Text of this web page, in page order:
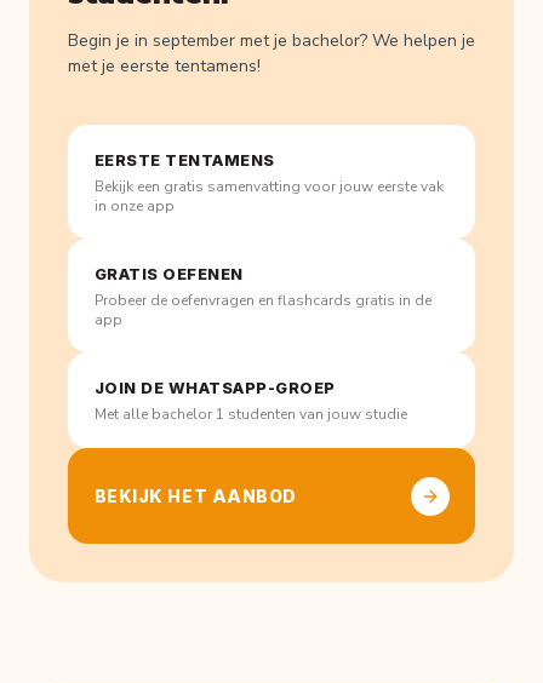
Begin je in september met je bachelor? We helpen je
met je eerste tentamens!
EERSTE TENTAMENS
Bekijk een gratis samenvatting voor jouw eerste vak
in onze app
GRATIS OEFENEN
Probeer de oefenvragen en flashcards gratis in de
app
JOIN DE WHATSAPP-GROEP
Met alle bachelor 1 studenten van jouw studie
BEKIJK HET AANBOD